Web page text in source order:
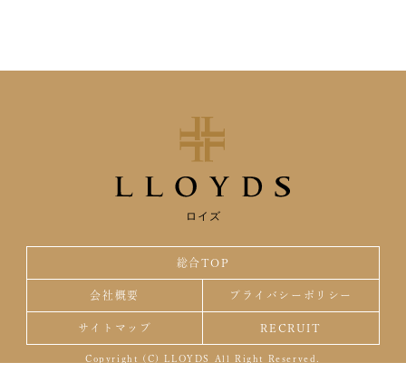
ロイズ
総合TOP
会社概要 プライバシーポリシー
サイトマップ RECRUIT
Copyright (C) LLOYDS All Right Reserved.